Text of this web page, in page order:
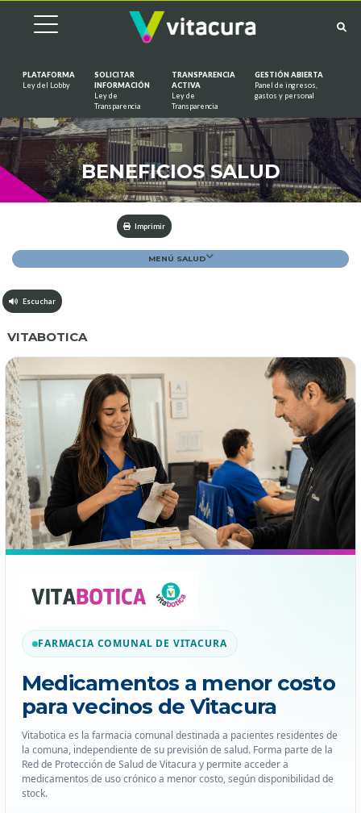
PLATAFORMA
Ley del Lobby
SOLICITAR
INFORMACIÓN
Ley de
Transparencia
TRANSPARENCIA
ACTIVA
Ley de
Transparencia
GESTIÓN ABIERTA
Panel de ingresos,
gastos y personal
BENEFICIOS SALUD
Imprimir
MENÚ SALUD
Escuchar
VITABOTICA
FARMACIA COMUNAL DE VITACURA
Medicamentos a menor costo
para vecinos de Vitacura
Vitabotica es la farmacia comunal destinada a pacientes residentes de
la comuna, independiente de su previsión de salud. Forma parte de la
Red de Protección de Salud de Vitacura y permite acceder a
medicamentos de uso crónico a menor costo, según disponibilidad de
stock.